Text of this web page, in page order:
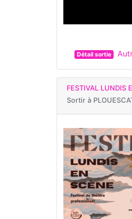
Détail sortie
FESTIVAL LUNDIS
Sortir à